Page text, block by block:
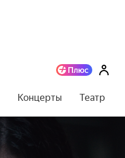
Концерты Театр